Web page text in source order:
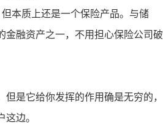
本质上还是一个保险产品。与储
金融资产之一，不用担心保险公司破
是它给你发挥的作用确是无穷的，
边。